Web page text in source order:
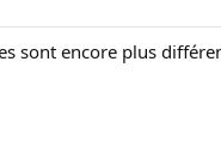
sont encore plus